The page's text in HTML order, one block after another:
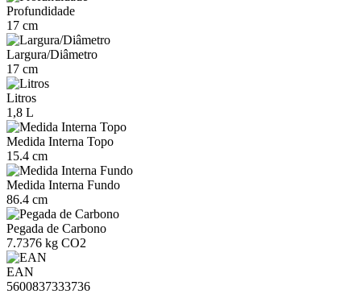
Profundidade
17 cm
Largura/Diâmetro
17 cm
Litros
1,8 L
Medida Interna Topo
15.4 cm
Medida Interna Fundo
86.4 cm
Pegada de Carbono
7.7376 kg CO2
EAN
5600837333736